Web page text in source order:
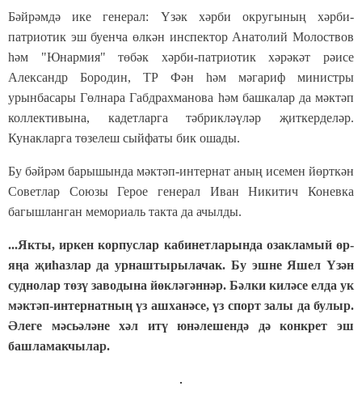
Бәйрәмдә ике генерал: Үзәк хәрби округының хәрби-
патриотик эш буенча өлкән инспектор Анатолий Молоствов
һәм "Юнармия" төбәк хәрби-патриотик хәрәкәт рәисе
Александр Бородин, ТР Фән һәм мәгариф министры
урынбасары Гөлнара Габдрахманова һәм башкалар да мәктәп
коллективына, кадетларга тәбрикләүләр җиткерделәр.
Кунакларга төзелеш сыйфаты бик ошады.
Бу бәйрәм барышында мәктәп-интернат аның исемен йөрткән
Советлар Союзы Герое генерал Иван Никитич Коневка
багышланган мемориаль такта да ачылды.
...Якты, иркен корпуслар кабинетларында озакламый өр-
яңа җиһазлар да урнаштырылачак. Бу эшне Яшел Үзән
суднолар төзү заводына йөкләгәннәр. Бәлки киләсе елда ук
мәктәп-интернатның үз ашханәсе, үз спорт залы да булыр.
Әлеге мәсьәләне хәл итү юнәлешендә дә конкрет эш
башламакчылар.